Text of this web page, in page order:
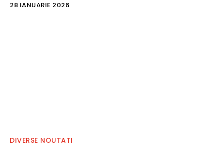
28 IANUARIE 2026
DIVERSE NOUTATI